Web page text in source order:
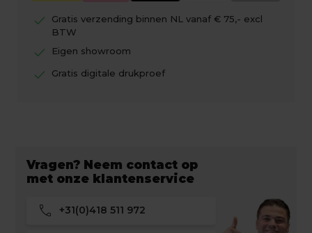
check
Gratis verzending binnen NL vanaf € 75,- excl
BTW
check Eigen showroom
check Gratis digitale drukproef
Vragen? Neem contact op
met onze klantenservice
call +31(0)418 511 972